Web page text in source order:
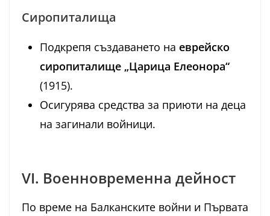
Сиропиталища
Подкрепя създаването на еврейско
сиропиталище „Царица Елеонора“
(1915).
Осигурява средства за приюти на деца
на загинали войници.
VI. Военновременна дейност
По време на Балканските войни и Първата